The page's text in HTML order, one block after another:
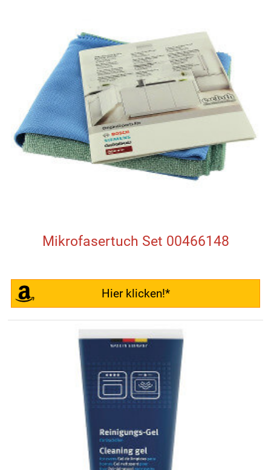
Mikrofasertuch Set 00466148
Hier klicken!*